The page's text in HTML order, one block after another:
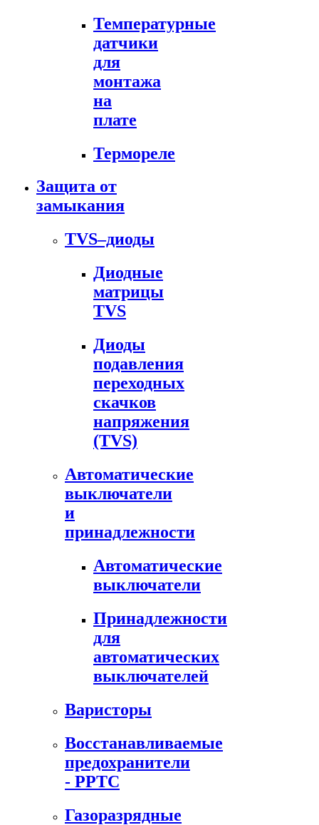
Температурные
датчики
для
монтажа
на
плате
Термореле
Защита от
замыкания
TVS–диоды
Диодные
матрицы
TVS
Диоды
подавления
переходных
скачков
напряжения
(TVS)
Автоматические
выключатели
и
принадлежности
Автоматические
выключатели
Принадлежности
для
автоматических
выключателей
Варисторы
Восстанавливаемые
предохранители
- PPTC
Газоразрядные